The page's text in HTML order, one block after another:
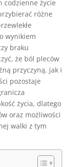
codzienne życie
różne
wynikiem
braku
że ból pleców
przyczyną, jak i
pozostaje
życia, dlatego
oraz możliwości
walki z tym